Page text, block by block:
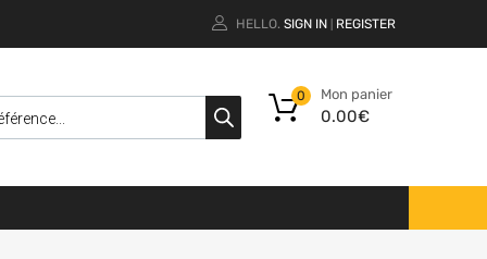
HELLO. SIGN IN REGISTER
Mon panier
0.00€
0